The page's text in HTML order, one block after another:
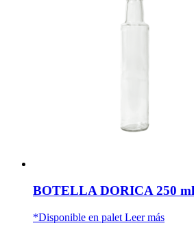
BOTELLA DORICA 250 ml
*Disponible en palet Leer más